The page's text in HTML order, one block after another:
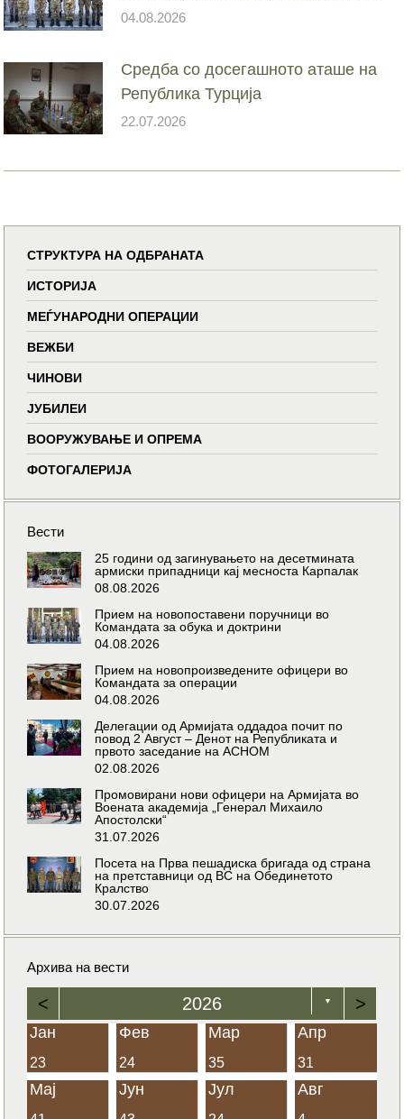
04.08.2026
Средба со досегашното аташе на
Република Турција
22.07.2026
СТРУКТУРА НА ОДБРАНАТА
ИСТОРИЈА
МЕЃУНАРОДНИ ОПЕРАЦИИ
ВЕЖБИ
ЧИНОВИ
ЈУБИЛЕИ
ВООРУЖУВАЊЕ И ОПРЕМА
ФОТОГАЛЕРИЈА
Вести
25 години од загинувањето на десетмината
армиски припадници кај месноста Карпалак
08.08.2026
Прием на новопоставени поручници во
Командата за обука и доктрини
04.08.2026
Прием на новопроизведените офицери во
Командата за операции
04.08.2026
Делегации од Армијата оддадоа почит по
повод 2 Август – Денот на Републиката и
првото заседание на АСНОМ
02.08.2026
Промовирани нови офицери на Армијата во
Воената академија „Генерал Михаило
Апостолски“
31.07.2026
Посета на Прва пешадиска бригада од страна
на претставници од ВС на Обединетото
Кралство
30.07.2026
Архива на вести
< 2026 ▼ >
Јан
23
Фев
24
Мар
35
Апр
31
Мај Јун Јул Авг